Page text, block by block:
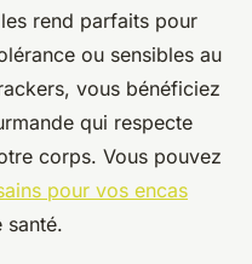
rend parfaits pour
ou sensibles au
vous bénéficiez
qui respecte
corps. Vous pouvez
pour vos encas
santé.